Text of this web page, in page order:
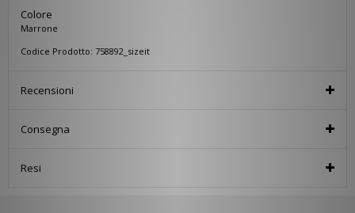
Colore
Marrone
Codice Prodotto: 758892_sizeit
Recensioni
Consegna
Resi